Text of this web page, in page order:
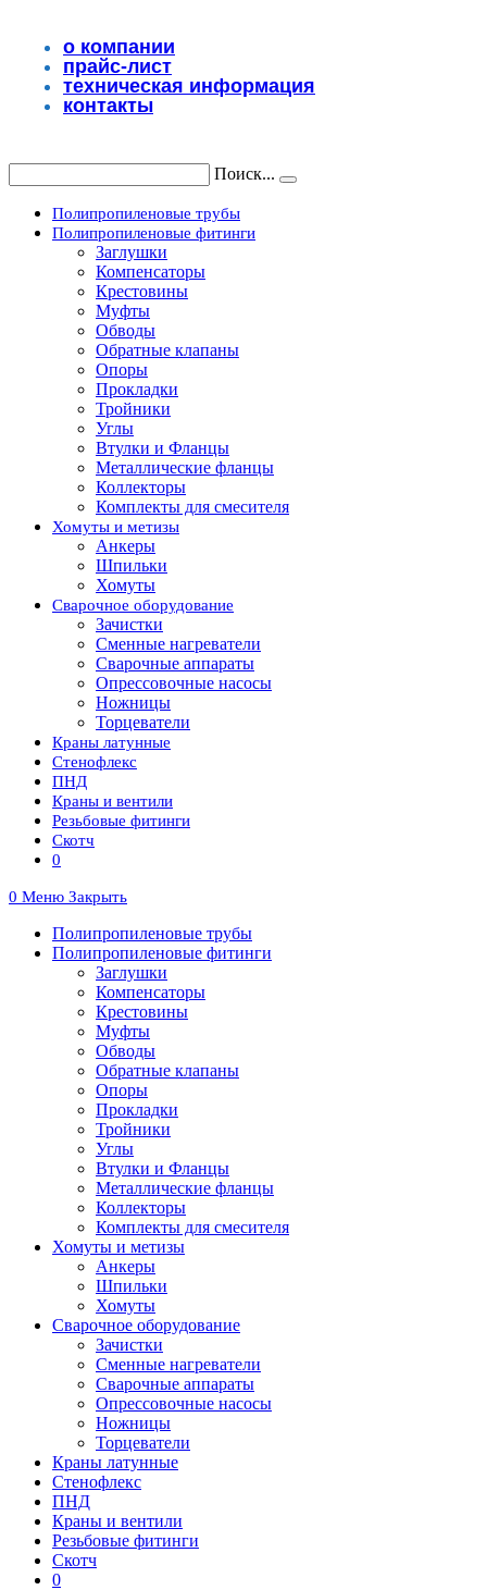
содержимомуо компании
прайс-лист
техническая информация
контакты
Поиск...
Полипропиленовые трубы
Полипропиленовые фитинги
Заглушки
Компенсаторы
Крестовины
Муфты
Обводы
Обратные клапаны
Опоры
Прокладки
Тройники
Углы
Втулки и Фланцы
Металлические фланцы
Коллекторы
Комплекты для смесителя
Хомуты и метизы
Анкеры
Шпильки
Хомуты
Сварочное оборудование
Зачистки
Сменные нагреватели
Сварочные аппараты
Опрессовочные насосы
Ножницы
Торцеватели
Краны латунные
Стенофлекс
ПНД
Краны и вентили
Резьбовые фитинги
Скотч
0
0 Меню Закрыть
Полипропиленовые трубы
Полипропиленовые фитинги
Заглушки
Компенсаторы
Крестовины
Муфты
Обводы
Обратные клапаны
Опоры
Прокладки
Тройники
Углы
Втулки и Фланцы
Металлические фланцы
Коллекторы
Комплекты для смесителя
Хомуты и метизы
Анкеры
Шпильки
Хомуты
Сварочное оборудование
Зачистки
Сменные нагреватели
Сварочные аппараты
Опрессовочные насосы
Ножницы
Торцеватели
Краны латунные
Стенофлекс
ПНД
Краны и вентили
Резьбовые фитинги
Скотч
0